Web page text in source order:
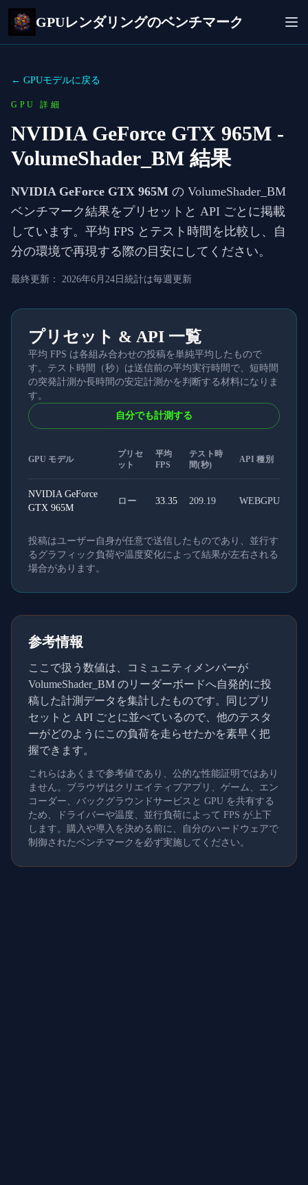
GPUレンダリングのベンチマーク
← GPUモデルに戻る
GPU 詳細
NVIDIA GeForce GTX 965M -
VolumeShader_BM 結果
NVIDIA GeForce GTX 965M の VolumeShader_BM
ベンチマーク結果をプリセットと API ごとに掲載
しています。平均 FPS とテスト時間を比較し、自
分の環境で再現する際の目安にしてください。
最終更新： 2026年6月24日 統計は毎週更新
プリセット & API 一覧
平均 FPS は各組み合わせの投稿を単純平均したもので
す。テスト時間（秒）は送信前の平均実行時間で、短時間
の突発計測か長時間の安定計測かを判断する材料になりま
す。
自分でも計測する
GPU モデル
プリセ
ット
平均
FPS
テスト時
間(秒)
API 種別
NVIDIA GeForce
GTX 965M
ロー 33.35 209.19 WEBGPU
投稿はユーザー自身が任意で送信したものであり、並行す
るグラフィック負荷や温度変化によって結果が左右される
場合があります。
参考情報
ここで扱う数値は、コミュニティメンバーが
VolumeShader_BM のリーダーボードへ自発的に投
稿した計測データを集計したものです。同じプリ
セットと API ごとに並べているので、他のテスタ
ーがどのようにこの負荷を走らせたかを素早く把
握できます。
これらはあくまで参考値であり、公的な性能証明ではあり
ません。ブラウザはクリエイティブアプリ、ゲーム、エン
コーダー、バックグラウンドサービスと GPU を共有する
ため、ドライバーや温度、並行負荷によって FPS が上下
します。購入や導入を決める前に、自分のハードウェアで
制御されたベンチマークを必ず実施してください。